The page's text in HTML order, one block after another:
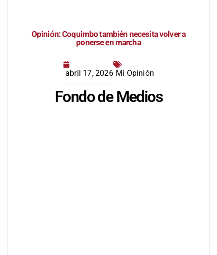
Opinión: Coquimbo también necesita volver a
ponerse en marcha
abril 17, 2026 Mi Opinión
Fondo de Medios